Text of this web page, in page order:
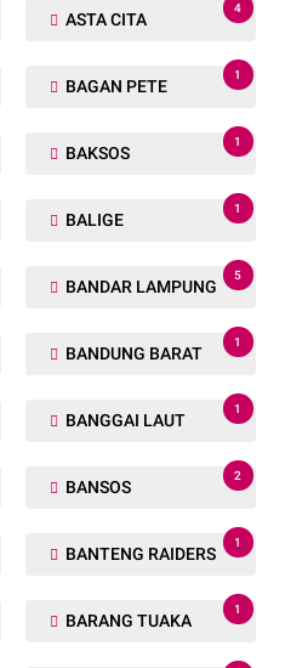
ASTA CITA
4
BAGAN PETE
1
BAKSOS
1
BALIGE
1
BANDAR LAMPUNG
5
BANDUNG BARAT
1
BANGGAI LAUT
1
BANSOS
2
BANTENG RAIDERS
1
BARANG TUAKA
1